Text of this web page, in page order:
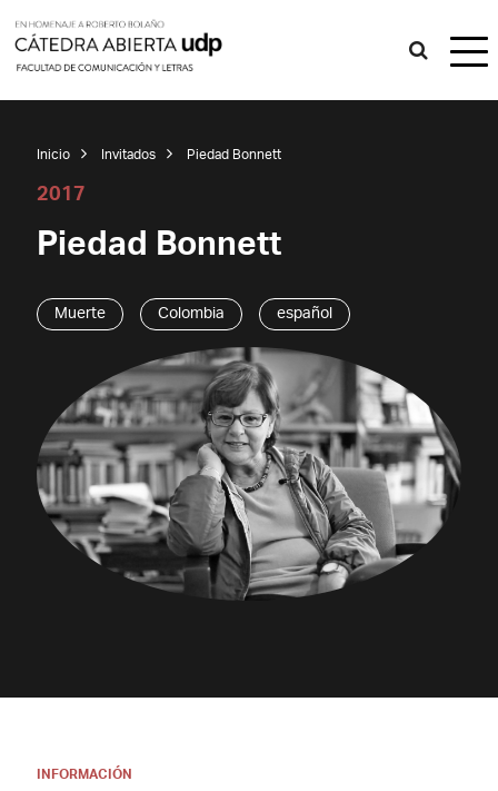
Inicio Invitados Piedad Bonnett
2017
Piedad Bonnett
Muerte Colombia español
INFORMACIÓN